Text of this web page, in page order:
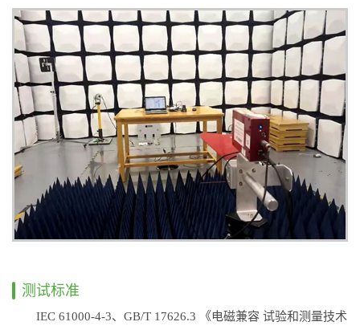
测试标准
IEC 61000-4-3、GB/T 17626.3 《电磁兼容 试验和测量技术